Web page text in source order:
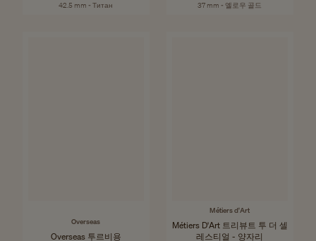
42.5 mm - Титан 37 mm - 옐로우 골드
Overseas
Overseas 투르비용
Métiers d'Art
Métiers D'Art 트리뷰트 투 더 셀
레스티얼 - 양자리